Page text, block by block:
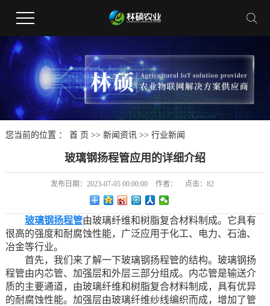
您当前的位置 ： 首 页 >> 新闻资讯>> 行业新闻
玻璃钢扬程管应用的详细介绍
发布日期： 2023-07-05 00:00:00 作者： 点击： 82
玻璃钢扬程管由玻璃纤维和树脂复合材料制成。它具有
很高的强度和耐腐蚀性能，广泛应用于化工、电力、石油、
冶金等行业。
首先，我们来了解一下玻璃钢扬程管的结构。玻璃钢扬
程管由内芯管、加强层和外层三部分组成。内芯管是输送介
质的主要通道，由玻璃纤维和树脂复合材料制成，具有优异
的耐腐蚀性能。加强层由玻璃纤维纱线编织而成，增加了管